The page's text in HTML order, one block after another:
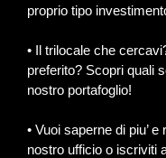
proprio tipo
• Il trilocale che
preferito? Scopri quali
nostro portafoglio!
• Vuoi saperne di piu’
nostro ufficio o iscriviti